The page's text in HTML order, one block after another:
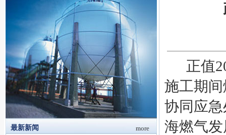
最新新闻
more
正值
施工期
协同应
海燃气